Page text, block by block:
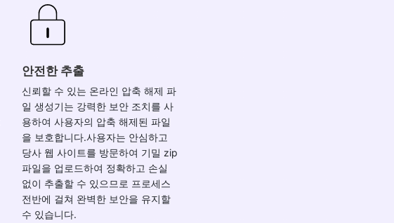
안전한 추출
신뢰할 수 있는 온라인 압축 해제 파
일 생성기는 강력한 보안 조치를 사
용하여 사용자의 압축 해제된 파일
을 보호합니다.사용자는 안심하고
당사 웹 사이트를 방문하여 기밀 zip
파일을 업로드하여 정확하고 손실
없이 추출할 수 있으므로 프로세스
전반에 걸쳐 완벽한 보안을 유지할
수 있습니다.